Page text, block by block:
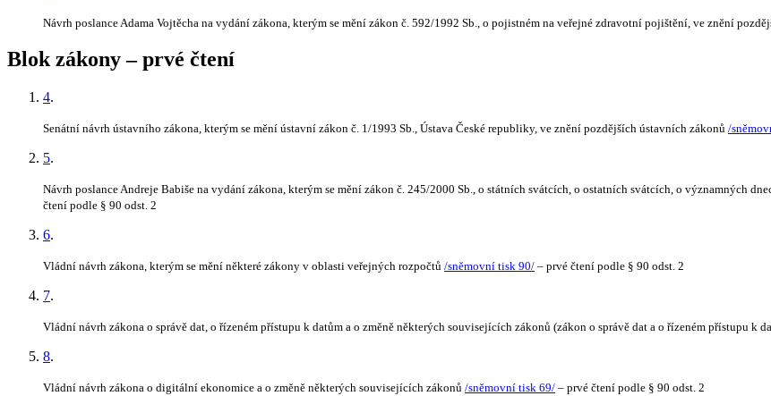
Návrh poslance Adama Vojtěcha na vydání zákona, kterým se mění zákon č. 592/1992 Sb., o pojistném na veřejné zdravotní pojištění, ve znění
Blok zákony – prvé čtení
4.
Senátní návrh ústavního zákona, kterým se mění ústavní zákon č. 1/1993 Sb., Ústava České republiky, ve znění pozdějších ústavních zákonů /
5.
Návrh poslance Andreje Babiše na vydání zákona, kterým se mění zákon č. 245/2000 Sb., o státních svátcích, o ostatních svátcích, o významných
čtení podle § 90 odst. 2
6.
Vládní návrh zákona, kterým se mění některé zákony v oblasti veřejných rozpočtů /sněmovní tisk 90/ – prvé čtení podle § 90 odst. 2
7.
Vládní návrh zákona o správě dat, o řízeném přístupu k datům a o změně některých souvisejících zákonů (zákon o správě dat a o řízeném přístupu k
8.
Vládní návrh zákona o digitální ekonomice a o změně některých souvisejících zákonů /sněmovní tisk 69/ – prvé čtení podle § 90 odst. 2